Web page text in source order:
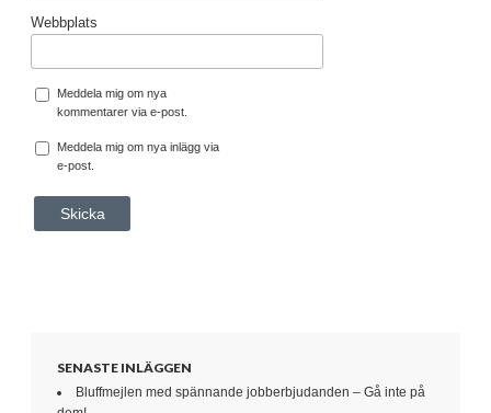
Webbplats
Meddela mig om nya
kommentarer via e-post.
Meddela mig om nya inlägg via
e-post.
SENASTE INLÄGGEN
Bluffmejlen med spännande jobberbjudanden – Gå inte på